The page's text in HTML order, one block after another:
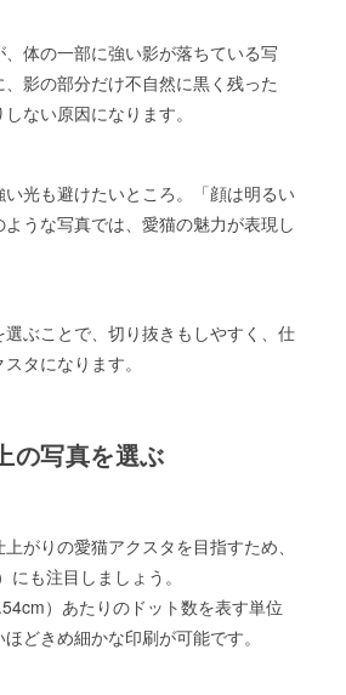
体の一部に強い影が落ちている写
影の部分だけ不自然に黒く残った
ない原因になります。
光も避けたいところ。「顔は明るい
うな写真では、愛猫の魅力が表現し
ぶことで、切り抜きもしやすく、仕
タになります。
の写真を選ぶ
がりの愛猫アクスタを目指すため、
も注目しましょう。
）あたりのドット数を表す単位
どきめ細かな印刷が可能です。